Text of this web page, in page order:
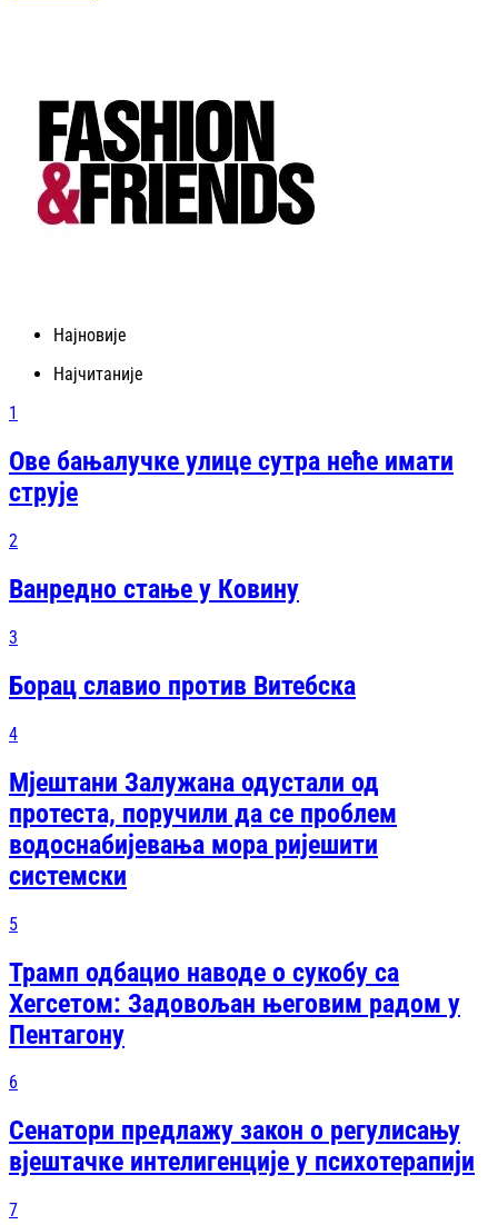
Најновије
Најчитаније
1
Ове бањалучке улице сутра неће имати
струје
2
Ванредно стање у Ковину
3
Борац славио против Витебска
4
Мјештани Залужана одустали од
протеста, поручили да се проблем
водоснабијевања мора ријешити
системски
5
Трамп одбацио наводе о сукобу са
Хегсетом: Задовољан његовим радом у
Пентагону
6
Сенатори предлажу закон о регулисању
вјештачке интелигенције у психотерапији
7